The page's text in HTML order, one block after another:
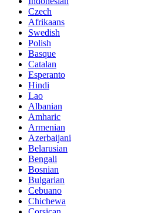
Czech
Afrikaans
Swedish
Polish
Basque
Catalan
Esperanto
Hindi
Lao
Albanian
Amharic
Armenian
Azerbaijani
Belarusian
Bengali
Bosnian
Bulgarian
Cebuano
Chichewa